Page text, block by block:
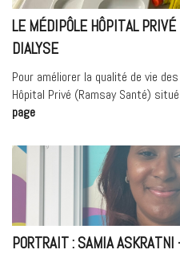
LE MÉDIPÔLE HÔPITAL
DIALYSE
Pour améliorer la qualité de vie
Hôpital Privé (Ramsay Santé)
page« Le
Hôpital
en
dialyse »
PORTRAIT : SAMIA